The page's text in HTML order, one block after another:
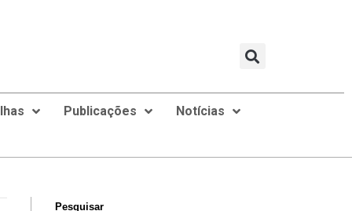
Publicações Notícias
Pesquisar